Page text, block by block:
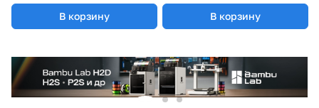
В корзину В корзину